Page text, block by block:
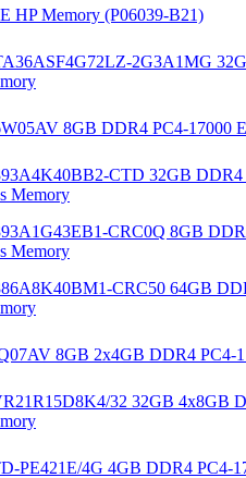
HP Memory (P06039-B21)
2G3A1MG
8GB DDR4 PC4-17000
CTD 32GB DDR4
Memory
CRC0Q 8GB
Memory
CRC50 64GB
8GB 2x4GB DDR4 PC4-
32 32GB 4x8GB
PE421E/4G 4GB DDR4 PC4-